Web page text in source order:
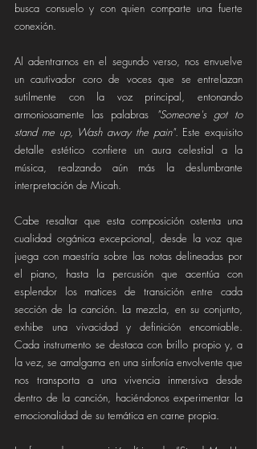
busca consuelo y con quien comparte una fuerte
conexión.
Al adentrarnos en el segundo verso, nos envuelve
un cautivador coro de voces que se entrelazan
sutilmente con la voz principal, entonando
armoniosamente las palabras
"Someone's got to
stand me up, Wash away the pain". Este exquisito
detalle estético confiere un aura celestial a la
música, realzando aún más la deslumbrante
interpretación de Micah.
Cabe resaltar que esta composición ostenta una
cualidad orgánica excepcional, desde la voz que
juega con maestría sobre las notas delineadas por
el piano, hasta la percusión que acentúa con
esplendor los matices de transición entre cada
sección de la canción. La mezcla, en su conjunto,
exhibe una vivacidad y definición encomiable.
Cada instrumento se destaca con brillo propio y, a
la vez, se amalgama en una sinfonía envolvente que
nos transporta a una vivencia inmersiva desde
dentro de la canción, haciéndonos experimentar la
emocionalidad de su temática en carne propia.